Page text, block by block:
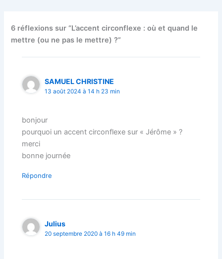
6 réflexions sur “L’accent circonflexe : où et quand le
mettre (ou ne pas le mettre) ?”
SAMUEL CHRISTINE
13 août 2024 à 14 h 23 min
bonjour
pourquoi un accent circonflexe sur « Jérôme » ?
merci
bonne journée
Répondre
Julius
20 septembre 2020 à 16 h 49 min